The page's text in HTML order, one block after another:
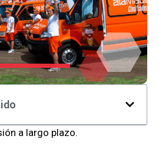
a largo plazo.